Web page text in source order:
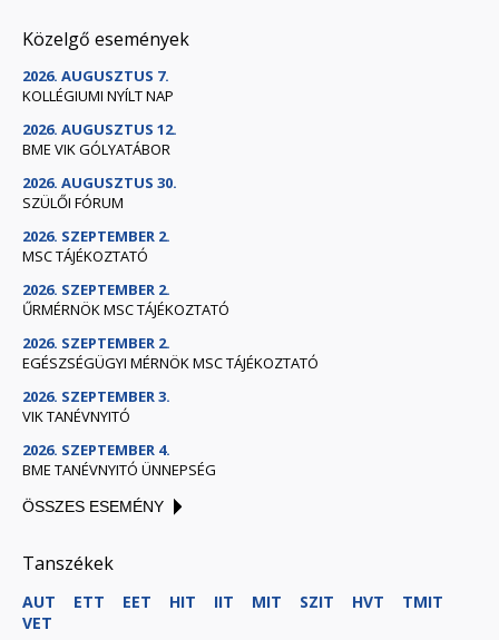
Közelgő események
2026. AUGUSZTUS 7.
KOLLÉGIUMI NYÍLT NAP
2026. AUGUSZTUS 12.
BME VIK GÓLYATÁBOR
2026. AUGUSZTUS 30.
SZÜLŐI FÓRUM
2026. SZEPTEMBER 2.
MSC TÁJÉKOZTATÓ
2026. SZEPTEMBER 2.
ŰRMÉRNÖK MSC TÁJÉKOZTATÓ
2026. SZEPTEMBER 2.
EGÉSZSÉGÜGYI MÉRNÖK MSC TÁJÉKOZTATÓ
2026. SZEPTEMBER 3.
VIK TANÉVNYITÓ
2026. SZEPTEMBER 4.
BME TANÉVNYITÓ ÜNNEPSÉG
ÖSSZES ESEMÉNY
Tanszékek
AUT ETT EET HIT IIT MIT SZIT HVT
TMIT
VET